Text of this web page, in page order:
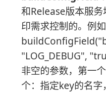
和Release版本服
印需求控制的。例
"LOG_DEBUG",
非空的参数，第一
个：指定key的名